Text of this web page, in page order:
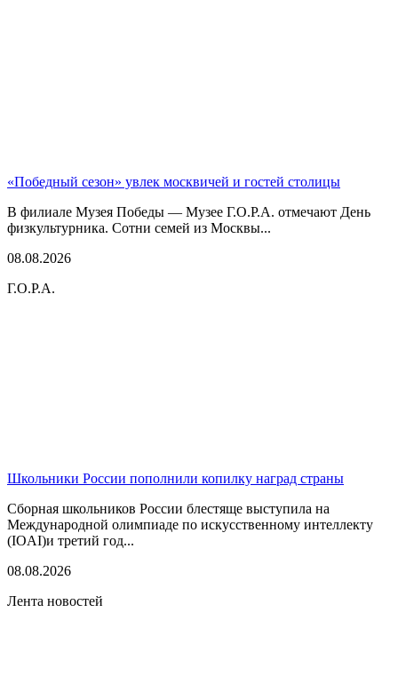
«Победный сезон» увлек москвичей и гостей столицы
В филиале Музея Победы — Музее Г.О.Р.А. отмечают День
физкультурника. Сотни семей из Москвы...
08.08.2026
Г.О.Р.А.
Школьники России пополнили копилку наград страны
Сборная школьников России блестяще выступила на
Международной олимпиаде по искусственному интеллекту
(IOAI)и третий год...
08.08.2026
Лента новостей